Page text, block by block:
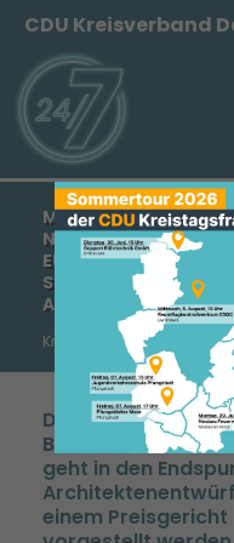
CDU Kreisverband
MANFRED PENTZ:
NEUBAU DES
EURO.“ -
SONDERPROGRAMM
AUF.“
Kreisklinik Groß-Umstadt
Die
Bettenhauses der
geht in den
einem Preisgericht